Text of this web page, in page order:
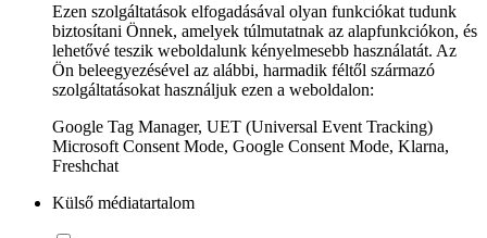
Ezen szolgáltatások elfogadásával olyan funkciókat tudunk
biztosítani Önnek, amelyek túlmutatnak az alapfunkciókon, és
lehetővé teszik weboldalunk kényelmesebb használatát. Az
Ön beleegyezésével az alábbi, harmadik féltől származó
szolgáltatásokat használjuk ezen a weboldalon:
Google Tag Manager, UET (Universal Event Tracking)
Microsoft Consent Mode, Google Consent Mode, Klarna,
Freshchat
Külső médiatartalom